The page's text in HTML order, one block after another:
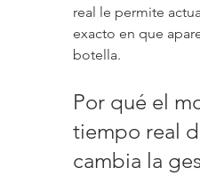
real le permite
exacto en que
botella.
Por qué el
tiempo real
cambia la